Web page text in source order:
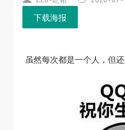
下载海报
虽然每次都是一个人，但还